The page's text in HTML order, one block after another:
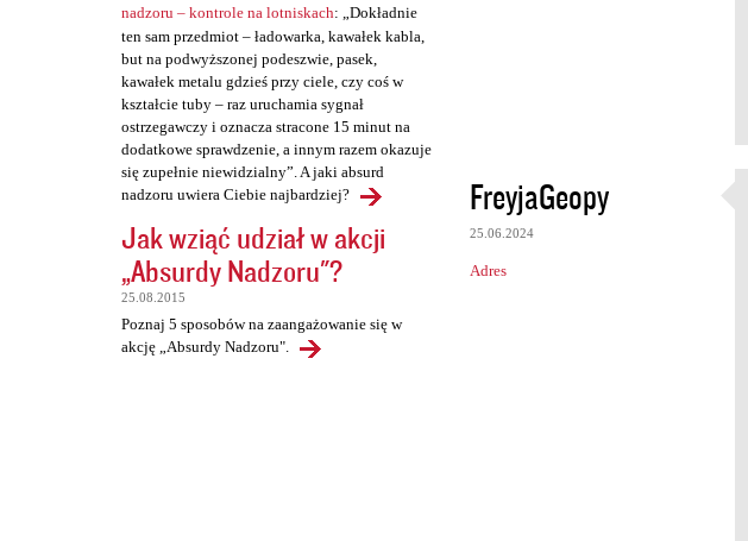
nadzoru – kontrole na lotniskach: „Dokładnie
ten sam przedmiot – ładowarka, kawałek kabla,
but na podwyższonej podeszwie, pasek,
kawałek metalu gdzieś przy ciele, czy coś w
kształcie tuby – raz uruchamia sygnał
ostrzegawczy i oznacza stracone 15 minut na
dodatkowe sprawdzenie, a innym razem okazuje
się zupełnie niewidzialny”. A jaki absurd
nadzoru uwiera Ciebie najbardziej?
Jak wziąć udział w akcji
„Absurdy Nadzoru"?
25.08.2015
Poznaj 5 sposobów na zaangażowanie się w
akcję „Absurdy Nadzoru".
FreyjaGeopy
25.06.2024
Adres